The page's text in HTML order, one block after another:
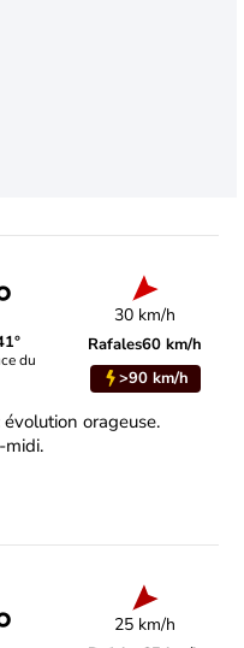
du
30 km/h
Rafales60 km/h
>90 km/h
orageuse.
midi.
25 km/h